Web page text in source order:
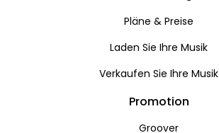
Pläne & Preise
Laden Sie Ihre Musik
Verkaufen Sie Ihre Musik
Promotion
Groover